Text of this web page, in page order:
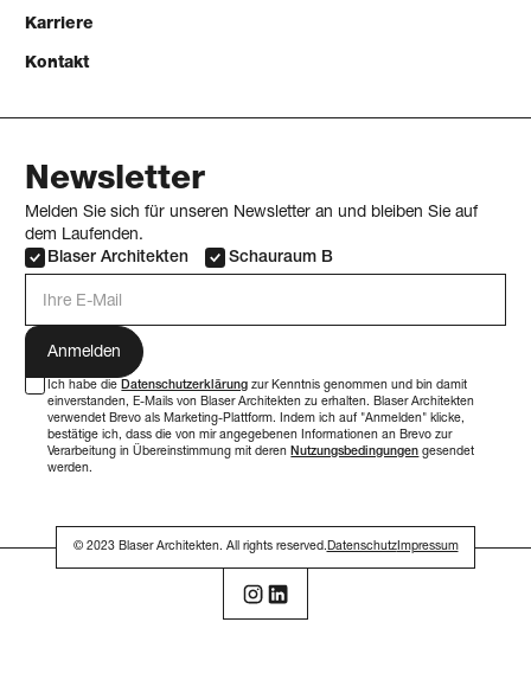
Karriere
Kontakt
Newsletter
Melden Sie sich für unseren Newsletter an und bleiben Sie auf
dem Laufenden.
Blaser Architekten
Schauraum B
Ich habe die Datenschutzerklärung zur Kenntnis genommen und bin damit
einverstanden, E-Mails von Blaser Architekten zu erhalten. Blaser Architekten
verwendet Brevo als Marketing-Plattform. Indem ich auf "Anmelden" klicke,
bestätige ich, dass die von mir angegebenen Informationen an Brevo zur
Verarbeitung in Übereinstimmung mit deren Nutzungsbedingungen gesendet
werden.
© 2023 Blaser Architekten. All rights reserved. DatenschutzImpressum